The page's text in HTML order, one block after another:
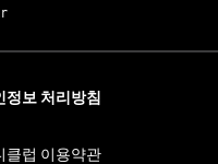
정보 처리방침
클럽 이용약관